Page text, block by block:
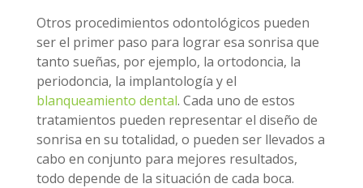
Otros procedimientos odontológicos pueden
ser el primer paso para lograr esa sonrisa que
tanto sueñas, por ejemplo, la ortodoncia, la
periodoncia, la implantología y el
blanqueamiento dental. Cada uno de estos
tratamientos pueden representar el diseño de
sonrisa en su totalidad, o pueden ser llevados a
cabo en conjunto para mejores resultados,
todo depende de la situación de cada boca.